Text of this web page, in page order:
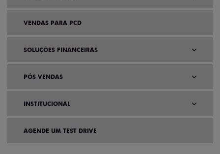
VENDAS PARA PCD
SOLUÇÕES FINANCEIRAS
PÓS VENDAS
INSTITUCIONAL
AGENDE UM TEST DRIVE